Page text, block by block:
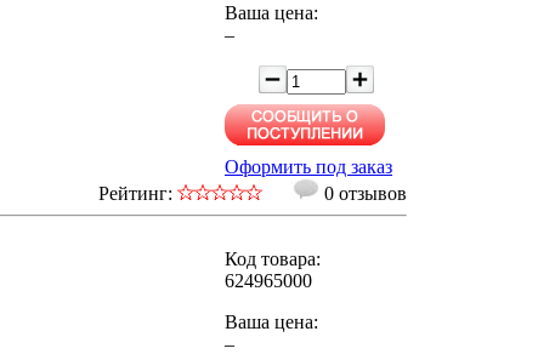
Ваша цена:
–
Оформить под заказ
Рейтинг: 0 отзывов
Код товара:
624965000
Ваша цена:
–